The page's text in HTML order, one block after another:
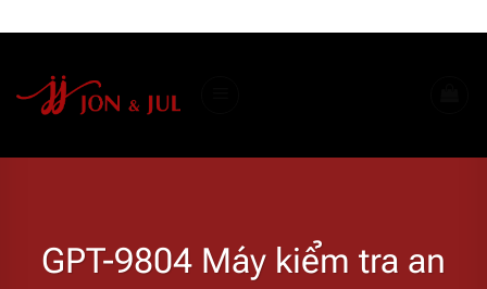
dung
GPT-9804 Máy kiểm tra an